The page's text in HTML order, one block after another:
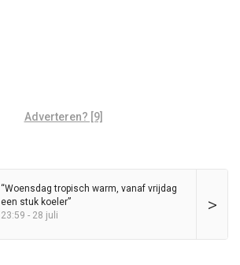
Adverteren? [9]
>
“Woensdag tropisch warm, vanaf vrijdag
een stuk koeler”
23:59 - 28 juli